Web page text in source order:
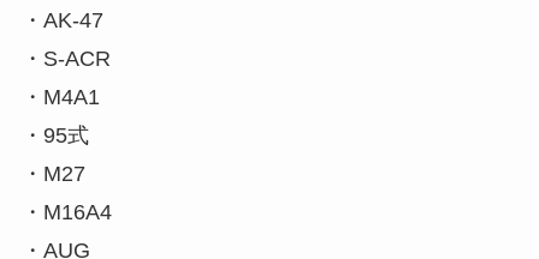
・AK-47
・S-ACR
・M4A1
・95式
・M27
・M16A4
・AUG